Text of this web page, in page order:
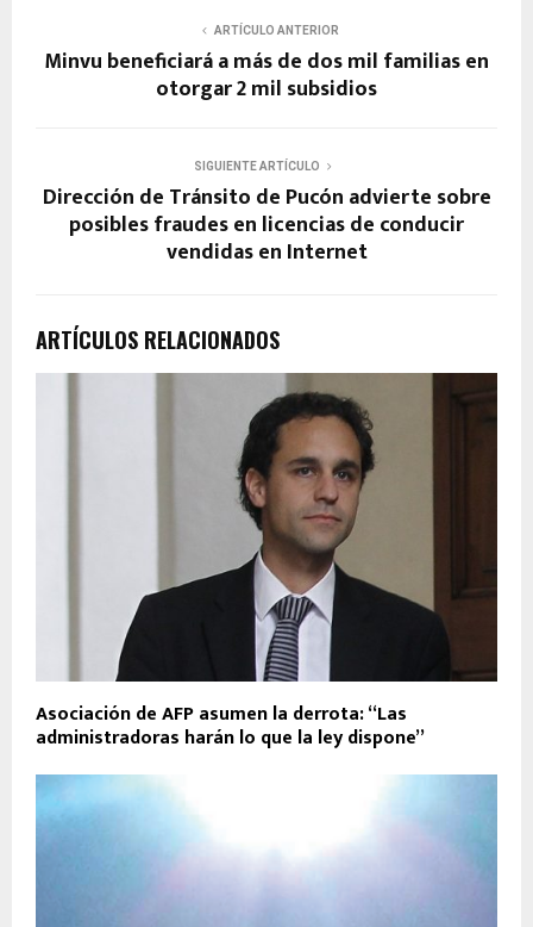
ARTÍCULO ANTERIOR
Minvu beneficiará a más de dos mil familias en
otorgar 2 mil subsidios
SIGUIENTE ARTÍCULO
Dirección de Tránsito de Pucón advierte sobre
posibles fraudes en licencias de conducir
vendidas en Internet
ARTÍCULOS RELACIONADOS
Asociación de AFP asumen la derrota: “Las
administradoras harán lo que la ley dispone”